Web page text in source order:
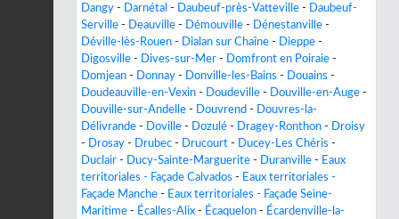
Dangy - Darnétal - Daubeuf-près-Vatteville -
Daubeuf-
Serville - Deauville - Démouville - Dénestanville -
Déville-lès-Rouen - Dialan sur Chaîne - Dieppe -
Digosville - Dives-sur-Mer - Domfront en Poiraie -
Domjean - Donnay - Donville-les-Bains - Douains -
Doudeauville-en-Vexin - Doudeville - Douville-en-Auge -
Douville-sur-Andelle - Douvrend -
Douvres-la-
Délivrande - Doville - Dozulé - Dragey-Ronthon -
Droisy
-
Drosay - Drubec - Drucourt - Ducey-Les Chéris -
Duclair - Ducy-Sainte-Marguerite - Duranville - Eaux
territoriales - Façade Calvados - Eaux territoriales -
Façade Manche - Eaux territoriales - Façade Seine-
Maritime - Écalles-Alix - Écaquelon - Écardenville-la-